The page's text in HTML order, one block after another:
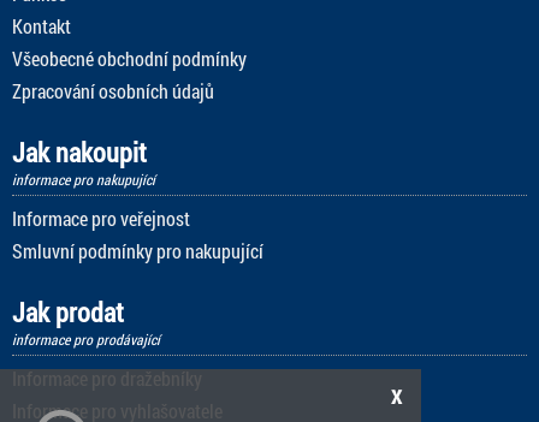
Kontakt
Všeobecné obchodní podmínky
Zpracování osobních údajů
Jak nakoupit
informace pro nakupující
Informace pro veřejnost
Smluvní podmínky pro nakupující
Jak prodat
informace pro prodávající
Informace pro dražebníky
Informace pro vyhlašovatele
x